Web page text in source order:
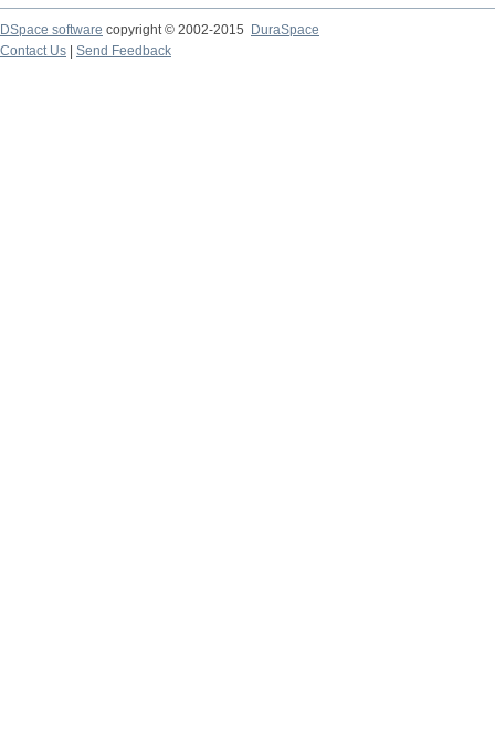
DSpace software copyright © 2002-2015
DuraSpace
Contact Us
Send Feedback